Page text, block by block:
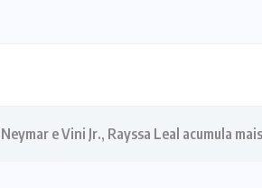
e Vini Jr., Rayssa Leal acumula